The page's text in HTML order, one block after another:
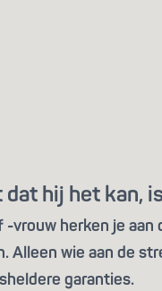
hij het kan,
-vrouw herken je
Alleen wie aan de
garanties.